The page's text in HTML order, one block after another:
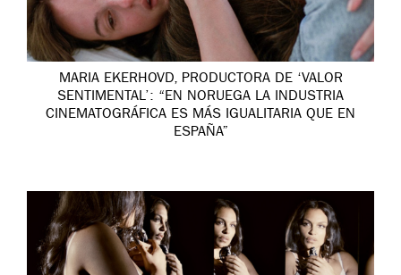
MARIA EKERHOVD, PRODUCTORA DE ‘VALOR
SENTIMENTAL’: “EN NORUEGA LA INDUSTRIA
CINEMATOGRÁFICA ES MÁS IGUALITARIA QUE EN
ESPAÑA”